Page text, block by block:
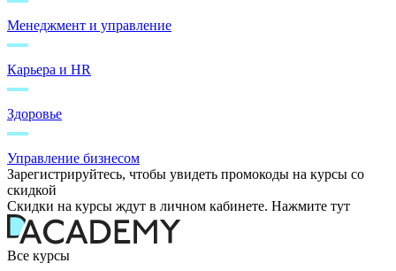
Менеджмент и управление
Карьера и HR
Здоровье
Управление бизнесом
Зарегистрируйтесь, чтобы увидеть промокоды на курсы со
скидкой
Скидки на курсы ждут в личном кабинете. Нажмите тут
Все курсы